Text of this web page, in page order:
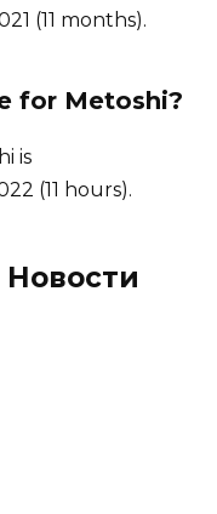
(11 months).
for Metoshi?
is
(11 hours).